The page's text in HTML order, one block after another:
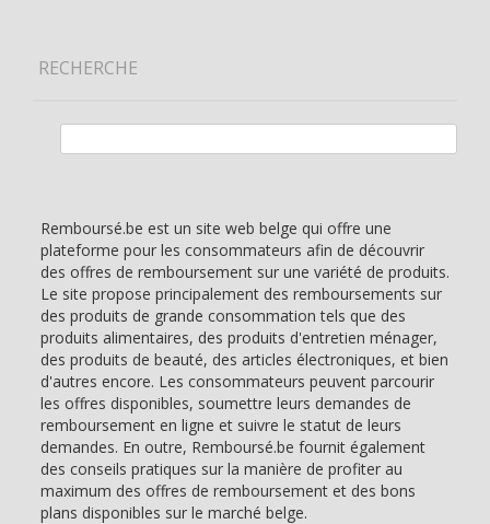
RECHERCHE
Remboursé.be est un site web belge qui offre une
plateforme pour les consommateurs afin de découvrir
des offres de remboursement sur une variété de produits.
Le site propose principalement des remboursements sur
des produits de grande consommation tels que des
produits alimentaires, des produits d'entretien ménager,
des produits de beauté, des articles électroniques, et bien
d'autres encore. Les consommateurs peuvent parcourir
les offres disponibles, soumettre leurs demandes de
remboursement en ligne et suivre le statut de leurs
demandes. En outre, Remboursé.be fournit également
des conseils pratiques sur la manière de profiter au
maximum des offres de remboursement et des bons
plans disponibles sur le marché belge.